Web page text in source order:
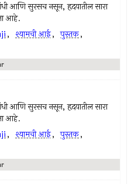
आणि सुरसच नसून, हृदयातील सारा
आहे.
, श्यामची आई, पुस्तक,
आणि सुरसच नसून, हृदयातील सारा
आहे.
, श्यामची आई, पुस्तक,